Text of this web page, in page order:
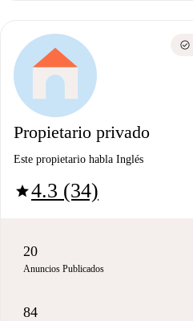
Propietario privado
Este propietario habla Inglés
star4.3 (34)
check_circle
20
Anuncios Publicados
84